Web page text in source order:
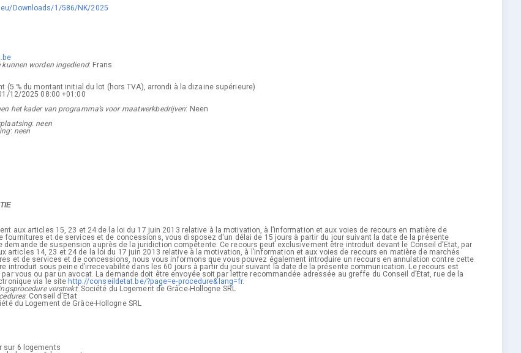
Downloads/1/586/NK/2025
worden ingediend: Frans
(5 % du montant initial du lot (hors TVA), arrondi à la dizaine supérieure)
12/2025 08:00 +01:00
het kader van programma’s voor maatwerkbedrijven: Neen
: neen
: neen
aux articles 15, 23 et 24 de la loi du 17 juin 2013 relative à la motivation, à l’information et aux voies de recours en matière de
et de services et de concessions, vous disposez d'un délai de 15 jours à partir du jour suivant la date de la présente
de suspension auprès de la juridiction compétente. Ce recours peut exclusivement être introduit devant le Conseil d’Etat, par
articles 14, 23 et 24 de la loi du 17 juin 2013 relative à la motivation, à l’information et aux voies de recours en matière de marchés
et de services et de concessions, nous vous informons que vous pouvez également introduire un recours en annulation contre cette
introduit sous peine d’irrecevabilité dans les 60 jours à partir du jour suivant la date de la présente communication. Le recours est
vous ou par un avocat. La demande doit être envoyée soit par lettre recommandée adressée au greffe du Conseil d’État, rue de la
via le site http://conseildetat.be/?page=e-procedure&lang=fr.
verstrekt: Société du Logement de Grâce-Hollogne SRL
: Conseil d'Etat
du Logement de Grâce-Hollogne SRL
sur 6 logements